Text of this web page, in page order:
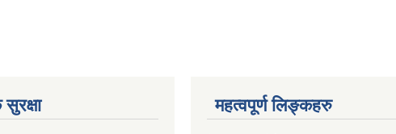
महत्वपूर्ण लिङ्कहरु